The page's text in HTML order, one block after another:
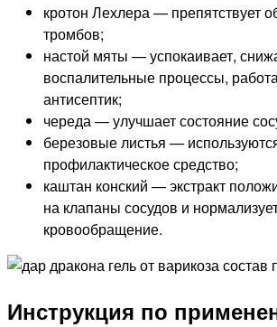
кротон Лехлера — препятствует
тромбов;
настой мяты — успокаивает,
воспалительные процессы,
антисептик;
череда — улучшает состояние
березовые листья —
профилактическое средство;
каштан конский — экстракт
на клапаны сосудов и
кровообращение.
Инструкция по